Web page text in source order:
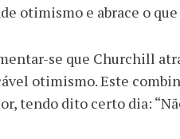
otimismo e abrace o
se que Churchill
otimismo. Este
tendo dito certo dia: